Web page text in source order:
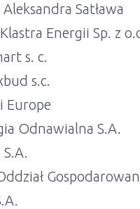
Satława
Energii Sp. z
s. c.
s.c.
Europe
Odnawialna S.A.